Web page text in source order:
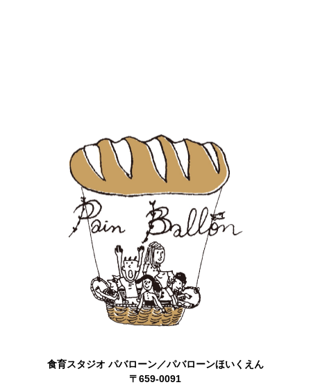
食育スタジオ パバローン／パバローンほいくえん
〒659-0091